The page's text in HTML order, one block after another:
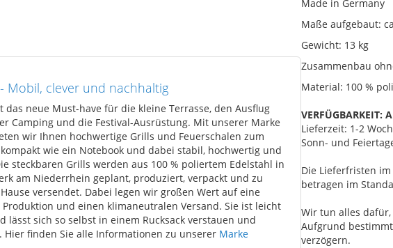
Made in Germany
Maße aufgebaut:
Gewicht: 13 kg
Zusammenbau
Material: 100 %
VERFÜGBARKEIT:
Lieferzeit: 1-2
Sonn- und
Die Lieferfristen
betragen im
Wir tun alles
Aufgrund
verzögern.
Mobil, clever und nachhaltig
das neue Must-have für die kleine Terrasse, den Ausflug
Camping und die Festival-Ausrüstung. Mit unserer Marke
wir Ihnen hochwertige Grills und Feuerschalen zum
kompakt wie ein Notebook und dabei stabil, hochwertig und
steckbaren Grills werden aus 100 % poliertem Edelstahl in
am Niederrhein geplant, produziert, verpackt und zu
versendet. Dabei legen wir großen Wert auf eine
und einen klimaneutralen Versand. Sie ist leicht
lässt sich so selbst in einem Rucksack verstauen und
Hier finden Sie alle Informationen zu unserer Marke